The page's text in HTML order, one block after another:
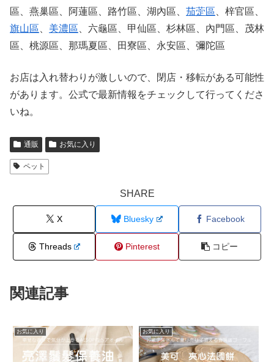
區、燕巢區、阿蓮區、路竹區、湖內區、 茄萣區 、梓官區、
旗山區
美濃區 、六龜區、甲仙區、杉林區、內門區、茂林
區、桃源區、那瑪夏區、田寮區、永安區、彌陀區
お店は入れ替わりが激しいので、閉店・移転がある可能性
があります。公式で最新情報をチェックして行ってくださ
いね。
通販 お気に入り
ペット
SHARE
X Bluesky Facebook
Threads Pinterest コピー
関連記事
お気に入り お気に入り